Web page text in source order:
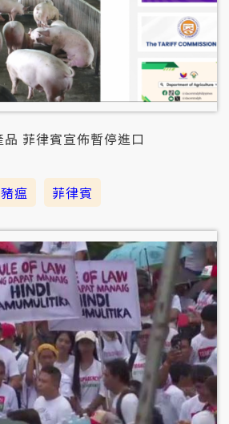
菲律賓宣佈暫停進口
瘟 菲律賓